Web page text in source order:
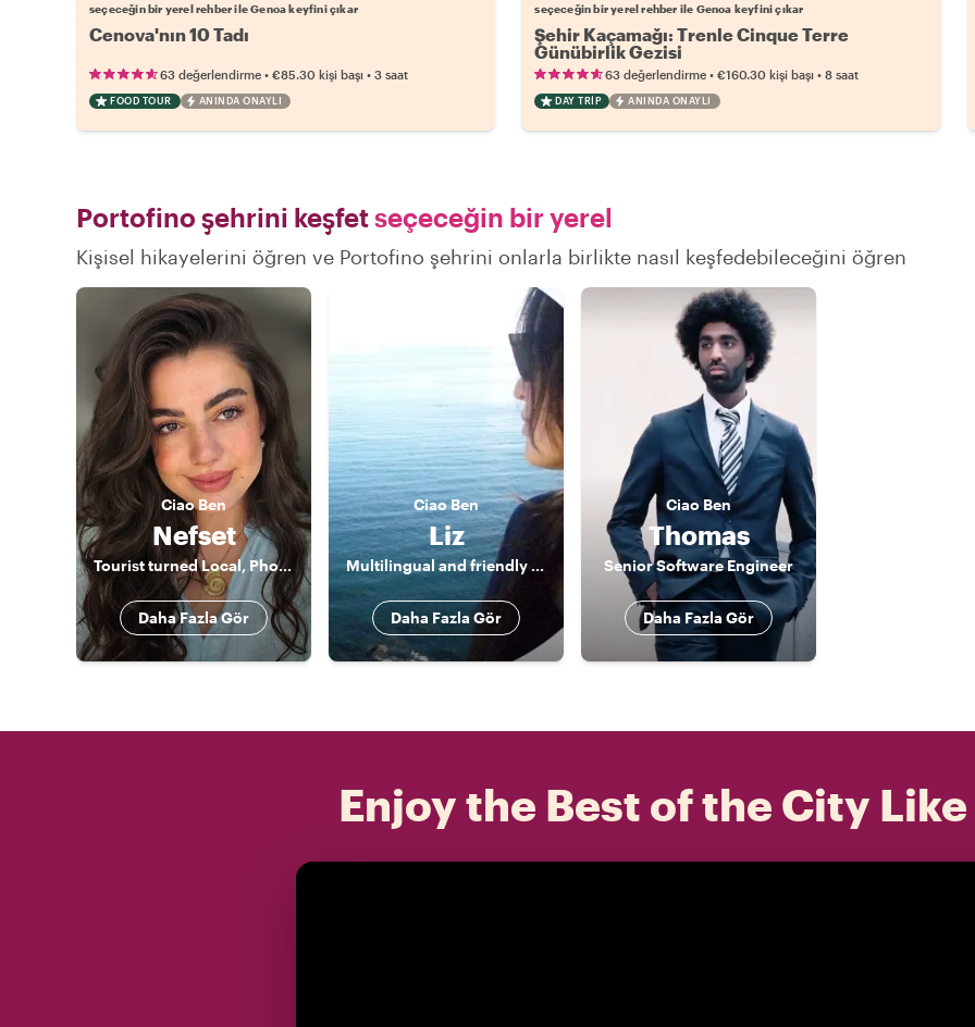
seçeceğin bir yerel rehber ile Genoa keyfini çıkar
Cenova'nın 10 Tadı
63 değerlendirme • €85.30 kişi başı • 3 saat
FOOD TOUR ANINDA ONAYLI
seçeceğin bir yerel rehber ile Genoa keyfini çıkar
Şehir Kaçamağı: Trenle Cinque Terre
Günübirlik Gezisi
63 değerlendirme •€160.30 kişi başı •8 saat
DAY TRIP ANINDA ONAYLI
Portofino şehrini keşfetseçeceğin bir yerel
Kişisel hikayelerini öğren ve Portofino şehrini onlarla birlikte nasıl keşfedebileceğini öğren
CiaoBen
Nefset
Tourist turned Local, Photographer
Daha Fazla Gör
CiaoBen
Liz
Multilingual and friendly Tour Guide
Daha Fazla Gör
CiaoBen
Thomas
Senior Software Engineer
Daha Fazla Gör
Enjoy the Best of the City Like